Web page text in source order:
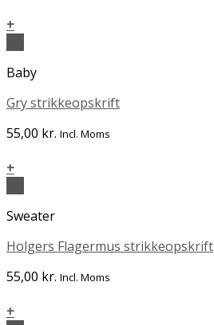
+
Baby
Gry strikkeopskrift
55,00 kr. Incl. Moms
+
Sweater
Holgers Flagermus strikkeopskrift
55,00 kr. Incl. Moms
+